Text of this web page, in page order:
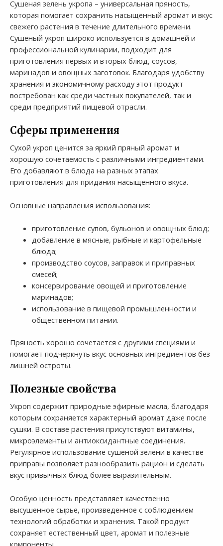
Сушеная зелень укропа – универсальная пряность,
которая помогает сохранить насыщенный аромат и вкус
свежего растения в течение длительного времени.
Сушеный укроп широко используется в домашней и
профессиональной кулинарии, подходит для
приготовления первых и вторых блюд, соусов,
маринадов и овощных заготовок. Благодаря удобству
хранения и экономичному расходу этот продукт
востребован как среди частных покупателей, так и
среди предприятий пищевой отрасли.
Сферы применения
Сухой укроп ценится за яркий пряный аромат и
хорошую сочетаемость с различными ингредиентами.
Его добавляют в блюда на разных этапах
приготовления для придания насыщенного вкуса.
Основные направления использования:
приготовление супов, бульонов и овощных блюд;
добавление в мясные, рыбные и картофельные
блюда;
производство соусов, заправок и приправных
смесей;
консервирование овощей и приготовление
маринадов;
использование в пищевой промышленности и
общественном питании.
Пряность хорошо сочетается с другими специями и
помогает подчеркнуть вкус основных ингредиентов без
лишней остроты.
Полезные свойства
Укроп содержит природные эфирные масла, благодаря
которым сохраняется характерный аромат даже после
сушки. В составе растения присутствуют витамины,
микроэлементы и антиоксидантные соединения.
Регулярное использование сушеной зелени в качестве
приправы позволяет разнообразить рацион и сделать
вкус привычных блюд более выразительным.
Особую ценность представляет качественно
высушенное сырье, произведенное с соблюдением
технологий обработки и хранения. Такой продукт
сохраняет естественный цвет, аромат и полезные
компоненты.